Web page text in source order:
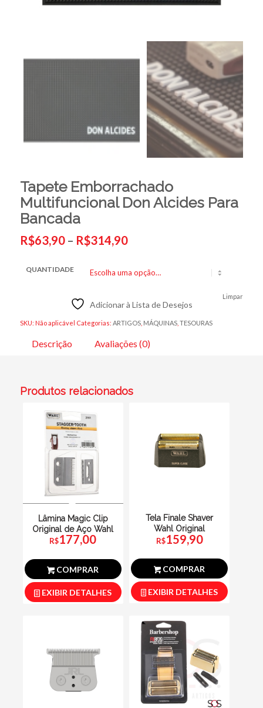
Tapete Emborrachado
Multifuncional Don Alcides Para
Bancada
R$63,90 – R$314,90Faixa
de
preço:
R$63,90
através
QUANTIDADE
Limpar
Adicionar à Lista de Desejos
SKU: Não aplicável Categorias: ARTIGOS, MÁQUINAS, TESOURAS
Descrição Avaliações (0)
Produtos relacionados
Lâmina Magic Clip
Original de Aço Wahl
R$177,00
COMPRAR
EXIBIR DETALHES
Tela Finale Shaver
Wahl Original
R$159,90
COMPRAR
EXIBIR DETALHES